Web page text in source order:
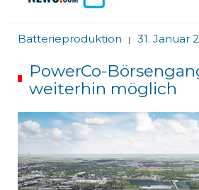
Batterieproduktion | 31. Januar
PowerCo-
weiterhin möglich